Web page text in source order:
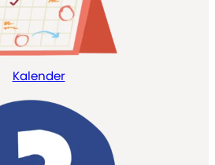
Kalender